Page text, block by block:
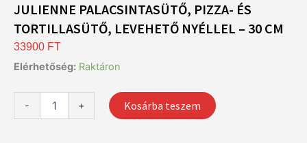
JULIENNE PALACSINTASÜTŐ, PIZZA- ÉS
TORTILLASÜTŐ, LEVEHETŐ NYÉLLEL – 30 CM
33900 FT
Elérhetőség: Raktáron
-
Julienne
pizza-
tortillasütő,
+ Kosárba teszem